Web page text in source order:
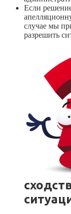
Если
случае мы
разрешить